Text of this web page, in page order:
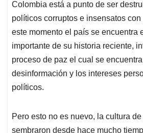
s
A
p
p
b
o
o
k
e
d
I
n
l
a
d
s
Colombia está a punto de ser
políticos corruptos e insensatos
este momento el país se encuentra
importante de su historia reciente,
proceso de paz el cual se
desinformación y los intereses
políticos.
Pero esto no es nuevo, la cultura
sembraron desde hace mucho